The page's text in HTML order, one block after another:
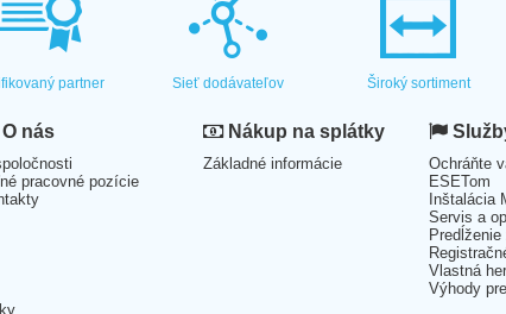
partner Sieť dodávateľov Široký sortiment
O nás
pracovné pozície
Nákup na splátky
Základné informácie
Ochráňte
ESETom
Inštalácia
Servis a
Vlastná
Výhody